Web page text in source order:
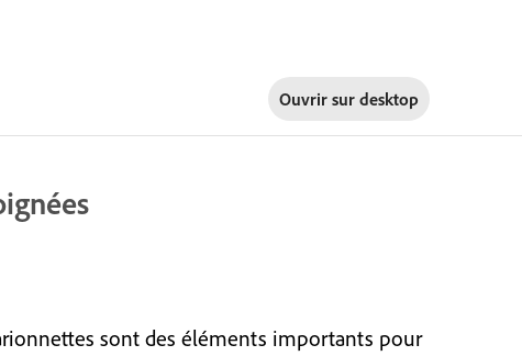
Ouvrir sur desktop
sont des éléments importants pour